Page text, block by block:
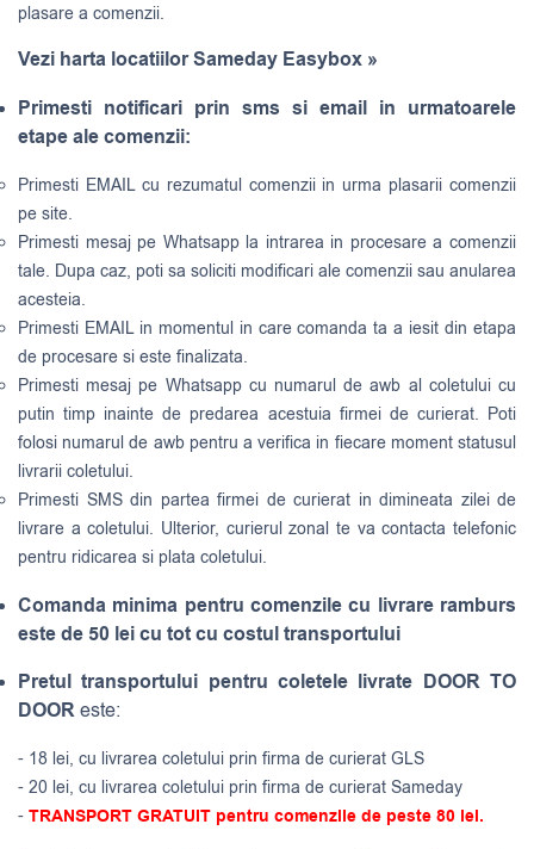
plasare a comenzii.
Vezi harta locatiilor Sameday Easybox »
Primesti notificari prin sms si email in urmatoarele
etape ale comenzii:
Primesti EMAIL cu rezumatul comenzii in urma plasarii comenzii
pe site.
Primesti mesaj pe Whatsapp la intrarea in procesare a comenzii
tale. Dupa caz, poti sa soliciti modificari ale comenzii sau anularea
acesteia.
Primesti EMAIL in momentul in care comanda ta a iesit din etapa
de procesare si este finalizata.
Primesti mesaj pe Whatsapp cu numarul de awb al coletului cu
putin timp inainte de predarea acestuia firmei de curierat. Poti
folosi numarul de awb pentru a verifica in fiecare moment statusul
livrarii coletului.
Primesti SMS din partea firmei de curierat in dimineata zilei de
livrare a coletului. Ulterior, curierul zonal te va contacta telefonic
pentru ridicarea si plata coletului.
Comanda minima pentru comenzile cu livrare ramburs
este de 50 lei cu tot cu costul transportului
Pretul transportului pentru coletele livrate DOOR TO
DOOReste:
- 18 lei, cu livrarea coletului prin firma de curierat GLS
- 20 lei, cu livrarea coletului prin firma de curierat Sameday
- TRANSPORT GRATUIT pentru comenzile de peste 80 lei.